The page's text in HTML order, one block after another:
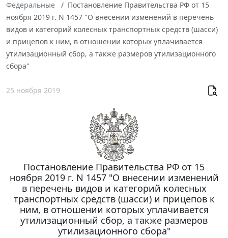
Федеральные
Постановление Правительства РФ от 15
ноября 2019 г. N 1457 "О внесении изменений в перечень
видов и категорий колесных транспортных средств (шасси)
и прицепов к ним, в отношении которых уплачивается
утилизационный сбор, а также размеров утилизационного
сбора"
25 ноября 2019
Постановление Правительства РФ от 15
ноября 2019 г. N 1457 "О внесении изменений
в перечень видов и категорий колесных
транспортных средств (шасси) и прицепов к
ним, в отношении которых уплачивается
утилизационный сбор, а также размеров
утилизационного сбора"